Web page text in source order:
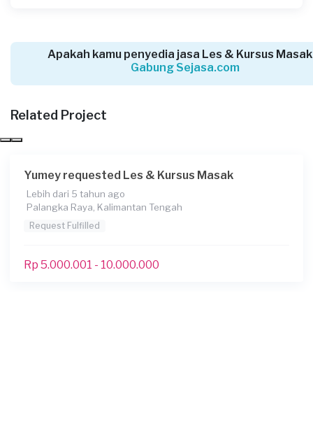
Apakah kamu penyedia jasa Les & Kursus
Gabung Sejasa.com
Related Project
Yumey requested Les & Kursus Masak
Lebih dari 5 tahun ago
Palangka Raya, Kalimantan Tengah
Request Fulfilled
Rp 5.000.001 - 10.000.000